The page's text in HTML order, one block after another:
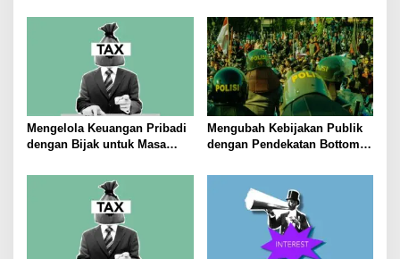
Masyarakat
Mengelola Keuangan Pribadi
dengan Bijak untuk Masa
Mengubah Kebijakan Publik
dengan Pendekatan Bottom-